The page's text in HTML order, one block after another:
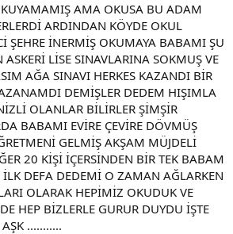
AMA OKUSA BU ADAM
ARDINDAN KÖYDE OKUL
ŞEHRE İNERMİŞ OKUMAYA BABAMI ŞU
LİSE SINAVLARINA SOKMUŞ VE
AĞA SINAVI HERKES KAZANDI BİR
DEMİŞLER DEDEM HIŞIMLA
OLANLAR BİLİRLER ŞİMŞİR
BABAMI EVİRE ÇEVİRE DÖVMÜŞ
GELMİŞ AKŞAM MÜJDELİ
20 KİŞİ İÇERSİNDEN BİR TEK BABAM
DEFA DEDEMİ O ZAMAN AĞLARKEN
OLARAK HEPİMİZ OKUDUK VE
HEP BİZLERLE GURUR DUYDU İŞTE
...........